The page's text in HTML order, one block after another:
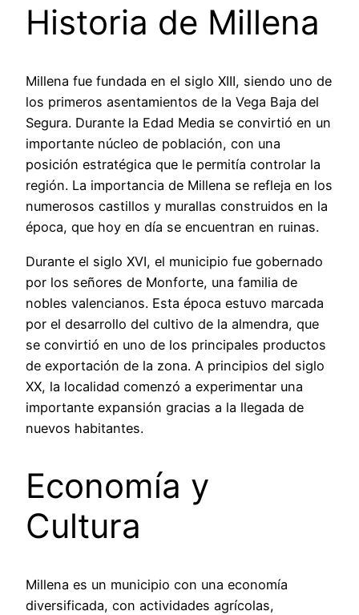
Historia de Millena
Millena fue fundada en el siglo XIII, siendo uno de
los primeros asentamientos de la Vega Baja del
Segura. Durante la Edad Media se convirtió en un
importante núcleo de población, con una
posición estratégica que le permitía controlar la
región. La importancia de Millena se refleja en los
numerosos castillos y murallas construidos en la
época, que hoy en día se encuentran en ruinas.
Durante el siglo XVI, el municipio fue gobernado
por los señores de Monforte, una familia de
nobles valencianos. Esta época estuvo marcada
por el desarrollo del cultivo de la almendra, que
se convirtió en uno de los principales productos
de exportación de la zona. A principios del siglo
XX, la localidad comenzó a experimentar una
importante expansión gracias a la llegada de
nuevos habitantes.
Economía y
Cultura
Millena es un municipio con una economía
diversificada, con actividades agrícolas,